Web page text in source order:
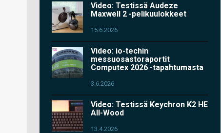
Video: Testissä Audeze
Maxwell 2 -pelikuulokkeet
15.6.2026
Video: io-techin
messuosastoraportit
Computex 2026 -tapahtumasta
3.6.2026
Video: Testissä Keychron K2 HE
All-Wood
13.4.2026